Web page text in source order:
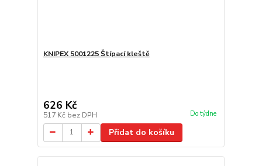
KNIPEX 5001225 Štípací kleště
626 Kč
517 Kč bez DPH Do týdne
Přidat do košíku